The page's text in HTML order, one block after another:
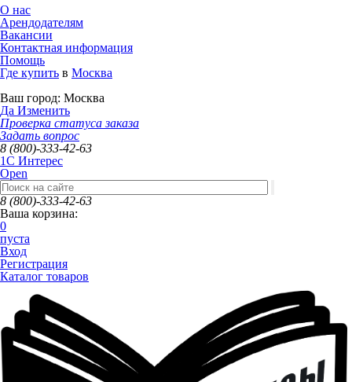
О нас
Арендодателям
Вакансии
Контактная информация
Помощь
Где купить в Москва
Ваш город: Москва
Да Изменить
Проверка статуса заказа
Задать вопрос
8 (800)-333-42-63
1C Интерес
Open
8 (800)-333-42-63
Ваша корзина:
0
пуста
Вход
Регистрация
Каталог товаров